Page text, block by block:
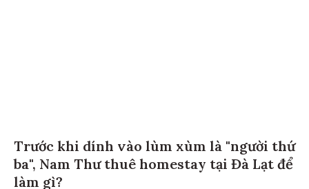
Trước khi dính vào lùm xùm là "người thứ
ba", Nam Thư thuê homestay tại Đà Lạt để
làm gì?